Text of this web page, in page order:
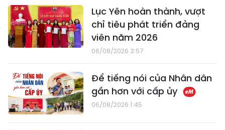
Lục Yên hoàn thành, vượt
chỉ tiêu phát triển đảng
viên năm 2026
06/08/2026 3:57
Để tiếng nói của Nhân dân
gần hơn với cấp ủy
06/08/2026 1:45